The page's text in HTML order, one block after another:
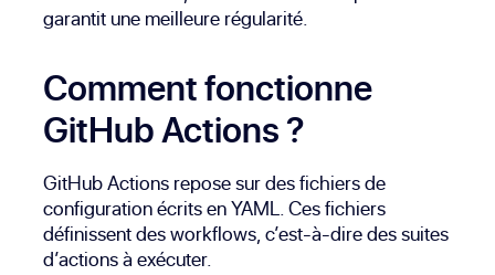
garantit une meilleure régularité.
Comment fonctionne
GitHub Actions ?
GitHub Actions repose sur des fichiers de
configuration écrits en YAML. Ces fichiers
définissent des workflows, c’est-à-dire des suites
d’actions à exécuter.